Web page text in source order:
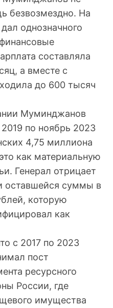
безвозмездно. На
однозначного
составляла
а вместе с
до 600 тысяч
Муминджанов
по ноябрь 2023
4,75 миллиона
как материальную
Генерал отрицает
оставшейся суммы в
которую
как
с 2017 по 2023
пост
ресурсного
России, где
имущества